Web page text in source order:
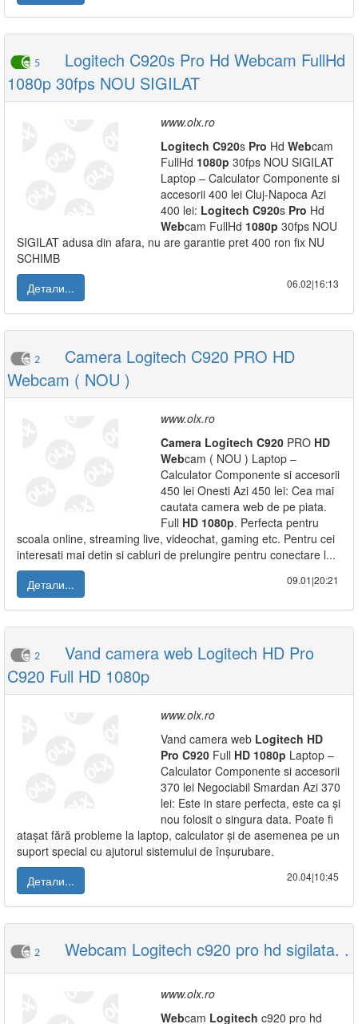
5
Logitech C920s Pro Hd Webcam FullHd
1080p 30fps NOU SIGILAT
www.olx.ro
Logitech C920s Pro Hd Webcam
FullHd 1080p 30fps NOU SIGILAT
Laptop – Calculator Componente si
accesorii 400 lei Cluj-Napoca Azi
400 lei: Logitech C920s Pro Hd
Webcam FullHd 1080p 30fps NOU
SIGILAT adusa din afara, nu are garantie pret 400 ron fix NU
SCHIMB
Детали...
06.02|16:13
2
Camera Logitech C920 PRO HD
Webcam ( NOU )
www.olx.ro
Camera Logitech C920 PRO HD
Webcam ( NOU ) Laptop –
Calculator Componente si accesorii
450 lei Onesti Azi 450 lei: Cea mai
cautata camera web de pe piata.
Full HD 1080p. Perfecta pentru
scoala online, streaming live, videochat, gaming etc. Pentru cei
interesati mai detin si cabluri de prelungire pentru conectare l...
Детали...
09.01|20:21
2
Vand camera web Logitech HD Pro
C920 Full HD 1080p
www.olx.ro
Vand camera web Logitech HD
Pro C920 Full HD 1080p Laptop –
Calculator Componente si accesorii
370 lei Negociabil Smardan Azi 370
lei: Este in stare perfecta, este ca și
nou folosit o singura data. Poate fi
atașat fără probleme la laptop, calculator și de asemenea pe un
suport special cu ajutorul sistemului de înșurubare.
Детали...
20.04|10:45
2 Webcam Logitech c920 pro hd sigilata. .
www.olx.ro
Webcam Logitech c920 pro hd